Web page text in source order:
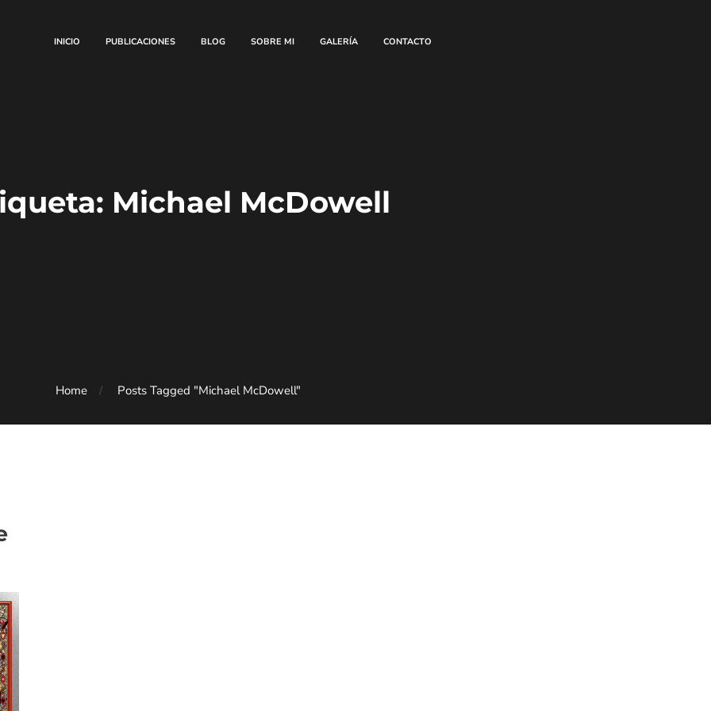
INICIO PUBLICACIONES BLOG SOBRE MI GALERÍA CONTACTO
Michael McDowell
Home Posts Tagged "Michael McDowell"